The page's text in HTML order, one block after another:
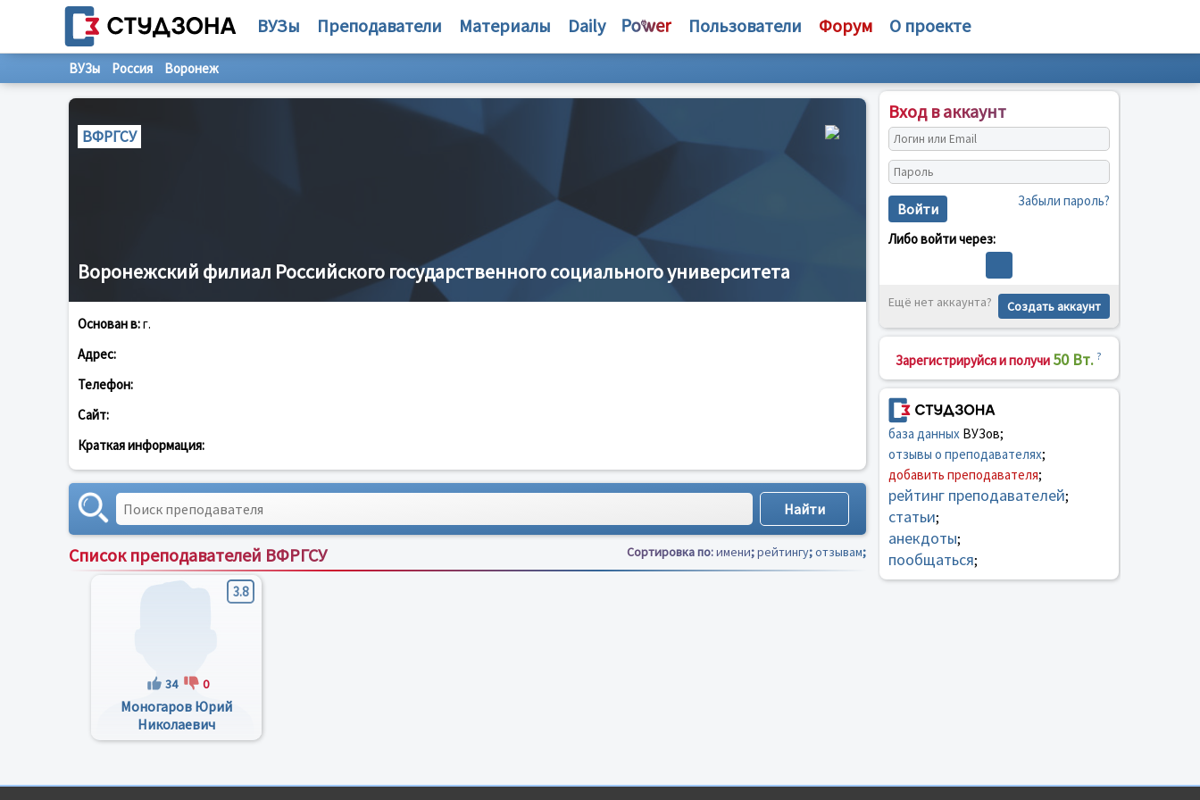
ВУЗы Преподаватели Материалы Daily Пользователи Форум О проекте
ВУЗы Россия Воронеж
ВФРГСУ
Воронежский филиал Российского государственного социального университета
Основан в:г.
Адрес:
Телефон:
Сайт:
Краткая информация:
Список преподавателей ВФРГСУ Сортировка по:имени;рейтингу;отзывам;
3.8
34 0
Моногаров Юрий
Николаевич
Вход в аккаунт
Войти Забыли пароль?
Либо войти через:
Ещё нет аккаунта? Создать аккаунт
Зарегистрируйся и получи 50 Вт. ?
база данныхВУЗов;
отзывы о преподавателях;
добавить преподавателя;
рейтинг преподавателей;
статьи;
анекдоты;
пообщаться;